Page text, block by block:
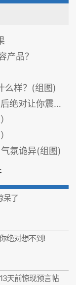
产品？
么样？(组图)
对让你震惊！
氛诡异(组图)
呆了
绝对想不到!
天前惊现预言帖